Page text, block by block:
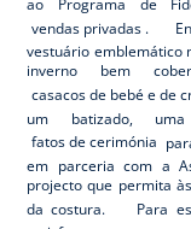
ao Programa de
vendas privadas .
vestuário
inverno bem
casacos de bebé e de
um batizado,
fatos de cerimónia
em parceria com a
projecto que permita
da costura. Para